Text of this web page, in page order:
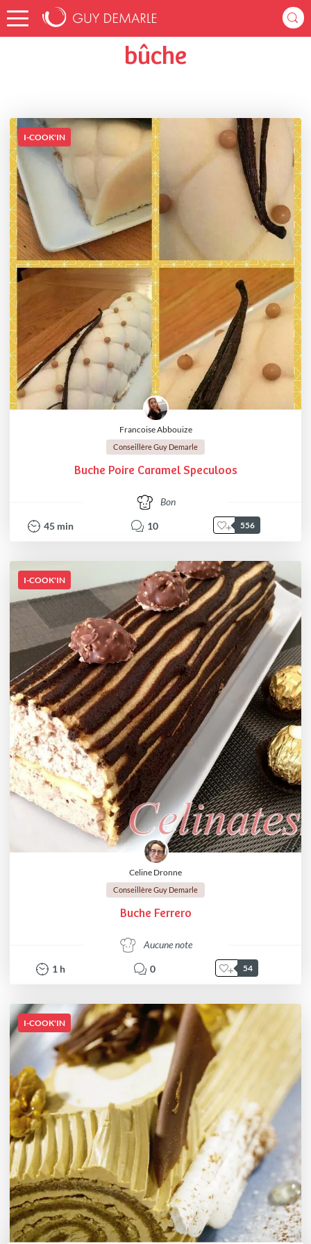
Accueil fabulouscuisine86 bûche
bûche
I-COOK'IN
Francoise Abbouize
Conseillère Guy Demarle
Buche Poire Caramel Speculoos
Bon
45 min 10 556
I-COOK'IN
Celine Dronne
Conseillère Guy Demarle
Buche Ferrero
Aucune note
1 h 0 54
I-COOK'IN